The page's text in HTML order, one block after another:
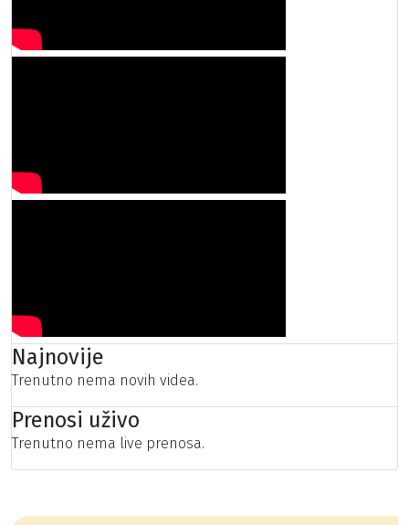
Najnovije
Trenutno nema novih videa.
Prenosi uživo
Trenutno nema live prenosa.